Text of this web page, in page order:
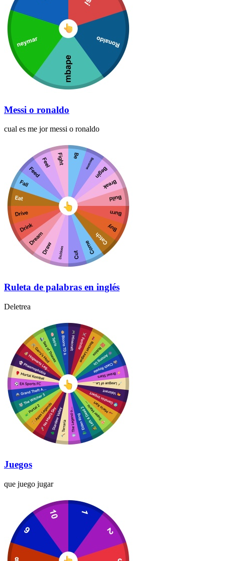
Messi o ronaldo
cual es me jor messi o ronaldo
Ruleta de palabras en inglés
Deletrea
Juegos
que juego jugar